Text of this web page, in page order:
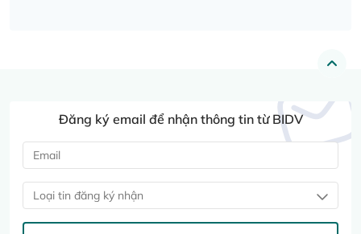
Đăng ký email để nhận thông tin từ BIDV
Loại tin đăng ký nhận